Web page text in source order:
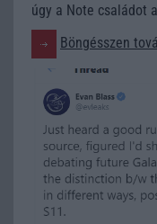
úgy a Note családot
Böngésszen